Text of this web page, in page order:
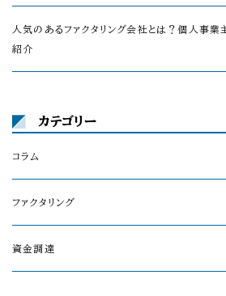
人気のあるファクタリング会社とは？個人事業
紹介
カテゴリー
コラム
ファクタリング
資金調達